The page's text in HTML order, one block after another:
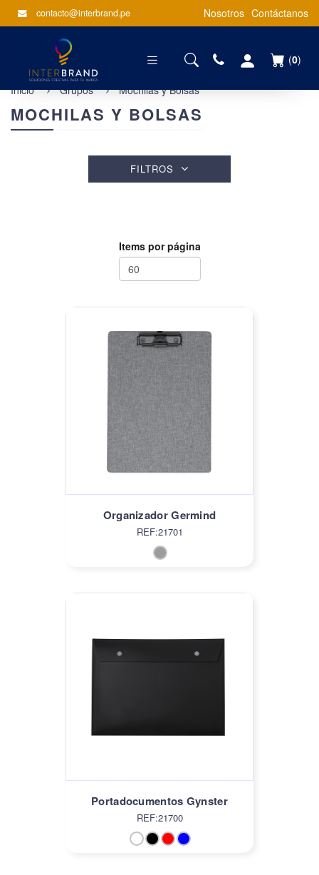
contacto@interbrand.pe Nosotros Contáctanos
(0)
Inicio Grupos Mochilas y Bolsas
MOCHILAS Y BOLSAS
FILTROS
Items por página
Organizador Germind
REF:21701
Portadocumentos Gynster
REF:21700